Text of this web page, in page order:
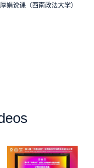
娟说课（西南政法大学）